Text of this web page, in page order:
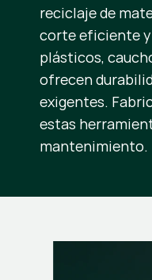
reciclaje de
corte eficiente y
plásticos,
ofrecen
exigentes.
estas
mantenimiento.